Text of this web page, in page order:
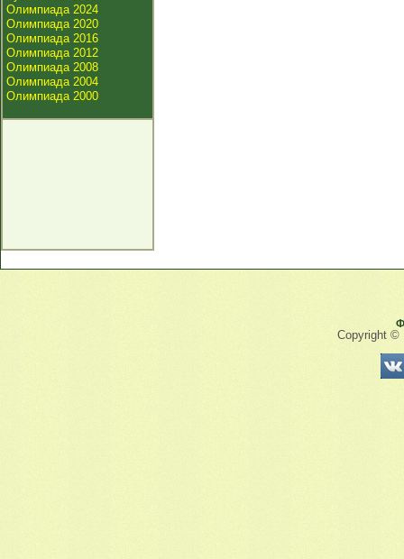
Олимпиада 2024
Олимпиада 2020
Олимпиада 2016
Олимпиада 2012
Олимпиада 2008
Олимпиада 2004
Олимпиада 2000
Copyright ©